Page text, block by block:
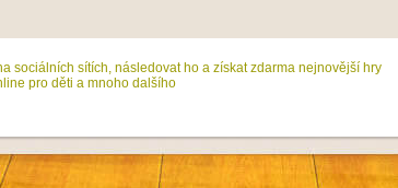
sociálních sítích, následovat ho a získat zdarma nejnovější hry
pro děti a mnoho dalšího